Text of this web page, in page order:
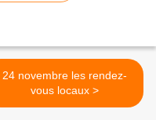
24 novembre les rendez-
vous locaux >